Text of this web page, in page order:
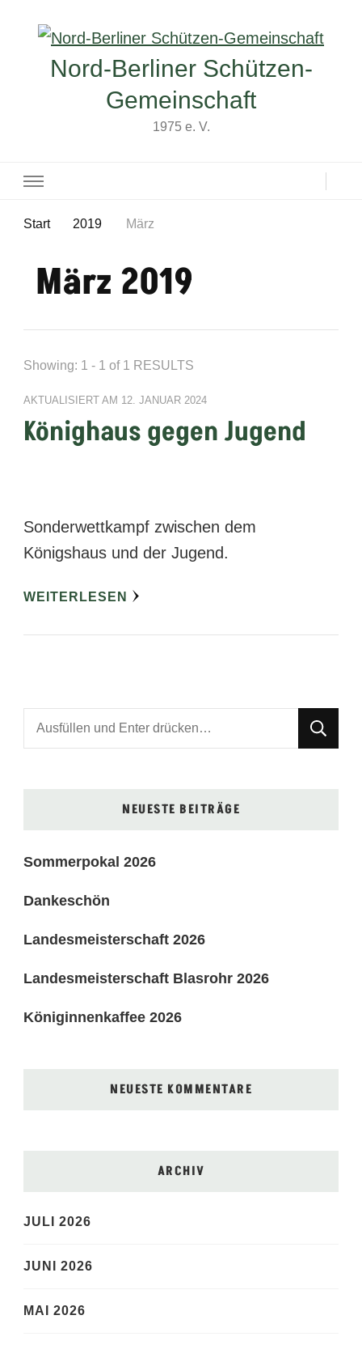
Nord-Berliner Schützen-
Gemeinschaft
1975 e. V.
Start 2019 März
März 2019
Showing: 1 - 1 of 1 RESULTS
AKTUALISIERT AM 12. JANUAR 2024
Könighaus gegen Jugend
Sonderwettkampf zwischen dem
Königshaus und der Jugend.
WEITERLESEN
Suchst
du
NEUESTE BEITRÄGE
Sommerpokal 2026
Dankeschön
Landesmeisterschaft 2026
Landesmeisterschaft Blasrohr 2026
Königinnenkaffee 2026
NEUESTE KOMMENTARE
ARCHIV
JULI 2026
JUNI 2026
MAI 2026